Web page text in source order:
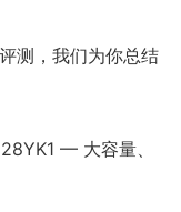
测，我们为你总结
— 大容量、